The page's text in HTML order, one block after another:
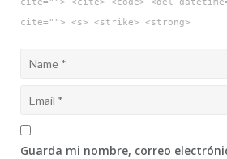
cite=""> <cite> <code> <del
cite=""> <s> <strike> <strong>
Guarda mi nombre, correo